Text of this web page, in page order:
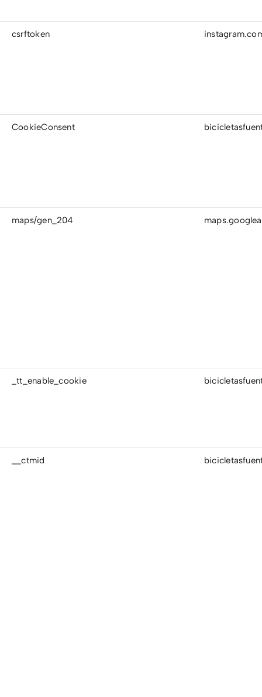
csrftoken
CookieConsent
maps/gen_204
_tt_enable_cookie
__ctmid